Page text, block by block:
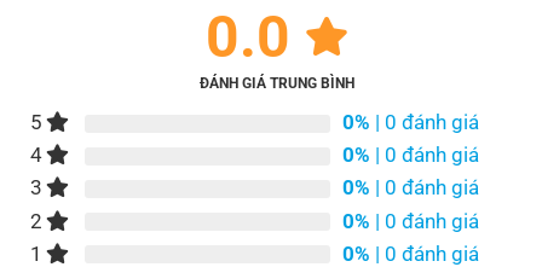
0.0
ĐÁNH GIÁ TRUNG BÌNH
5 0% | 0 đánh giá
4
0% | 0 đánh giá
3
0% | 0 đánh giá
2
0% | 0 đánh giá
1
0% | 0 đánh giá